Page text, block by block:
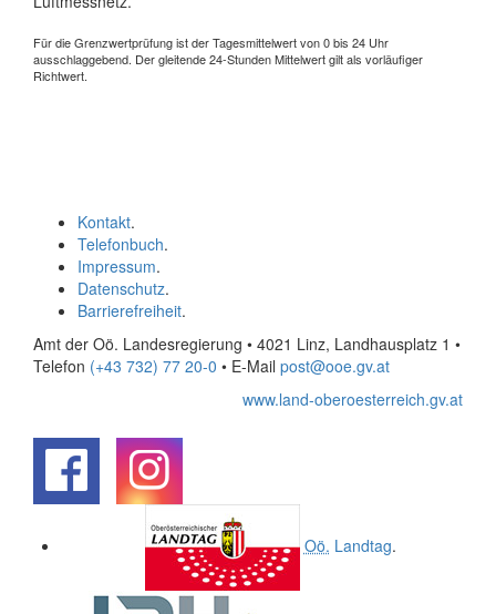
Für die Grenzwertprüfung ist der Tagesmittelwert von 0 bis 24 Uhr
ausschlaggebend. Der gleitende 24-Stunden Mittelwert gilt als vorläufiger
Richtwert.
Kontakt.
Telefonbuch.
Impressum.
Datenschutz.
Barrierefreiheit.
Amt der Oö. Landesregierung • 4021 Linz, Landhausplatz 1 •
Telefon (+43 732) 77 20-0 • E-Mail post@ooe.gv.at
www.land-oberoesterreich.gv.at
Oö. Landtag.